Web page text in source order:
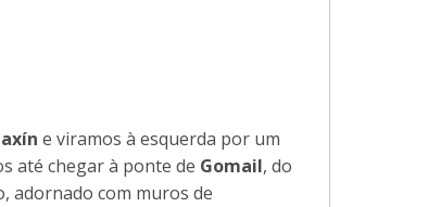
e viramos à esquerda por um
até chegar à ponte de Gomail, do
adornado com muros de